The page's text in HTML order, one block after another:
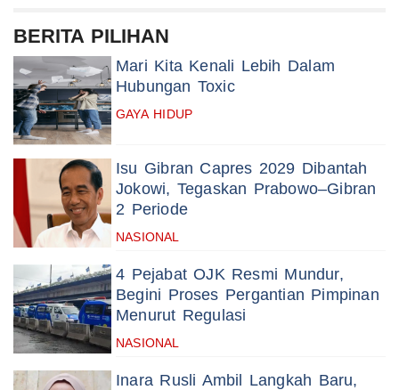
BERITA PILIHAN
Mari Kita Kenali Lebih Dalam
Hubungan Toxic
GAYA HIDUP
Isu Gibran Capres 2029 Dibantah
Jokowi, Tegaskan Prabowo–Gibran
2 Periode
NASIONAL
4 Pejabat OJK Resmi Mundur,
Begini Proses Pergantian Pimpinan
Menurut Regulasi
NASIONAL
Inara Rusli Ambil Langkah Baru,